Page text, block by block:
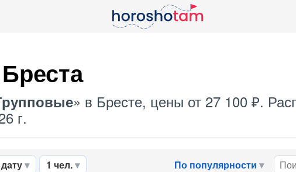
» в Бресте, цены от 27 100 ₽.
г.
1 чел. По популярности